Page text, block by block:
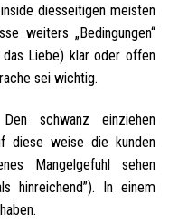
diesseitigen meisten
weiters „Bedingungen“
Liebe) klar oder offen
sei wichtig.
schwanz einziehen
diese weise die kunden
Mangelgefuhl sehen
hinreichend”). In einem